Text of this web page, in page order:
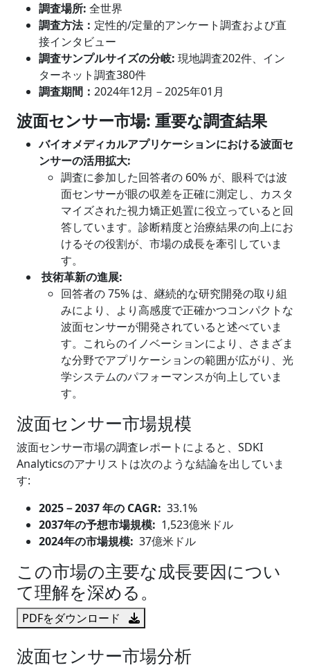
調査場所: 全世界
調査方法： 定性的/定量的アンケート調査および直
接インタビュー
調査サンプルサイズの分岐: 現地調査202件、イン
ターネット調査380件
調査期間： 2024年12月－2025年01月
波面センサー市場: 重要な調査結果
バイオメディカルアプリケーションにおける波面セ
ンサーの活用拡大:
調査に参加した回答者の 60% が、眼科では波
面センサーが眼の収差を正確に測定し、カスタ
マイズされた視力矯正処置に役立っていると回
答しています。診断精度と治療結果の向上にお
けるその役割が、市場の成長を牽引していま
す。
技術革新の進展:
回答者の 75% は、継続的な研究開発の取り組
みにより、より高感度で正確かつコンパクトな
波面センサーが開発されていると述べていま
す。これらのイノベーションにより、さまざま
な分野でアプリケーションの範囲が広がり、光
学システムのパフォーマンスが向上していま
す。
波面センサー市場規模
波面センサー市場の調査レポートによると、SDKI
Analyticsのアナリストは次のような結論を出していま
す:
2025－2037 年の CAGR: 33.1%
2037年の予想市場規模: 1,523億米ドル
2024年の市場規模: 37億米ドル
この市場の主要な成長要因につい
て理解を深める。
PDFをダウンロード
波面センサー市場分析